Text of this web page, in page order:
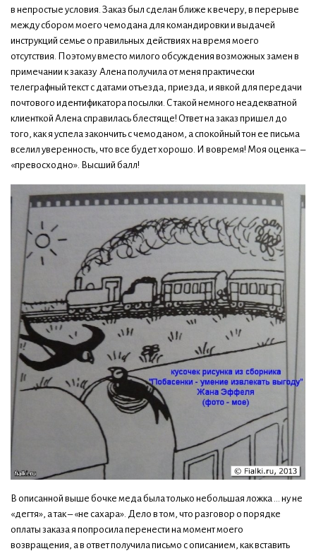
в непростые условия. Заказ был сделан ближе к вечеру, в перерыве
между сбором моего чемодана для командировки и выдачей
инструкций семье о правильных действиях на время моего
отсутствия. Поэтому вместо милого обсуждения возможных замен в
примечании к заказу Алена получила от меня практически
телеграфный текст с датами отъезда, приезда, и явкой для передачи
почтового идентификатора посылки. С такой немного неадекватной
клиенткой Алена справилась блестяще! Ответ на заказ пришел до
того, как я успела закончить с чемоданом, а спокойный тон ее письма
вселил уверенность, что все будет хорошо. И вовремя! Моя оценка –
«превосходно». Высший балл!
В описанной выше бочке меда была только небольшая ложка … ну не
«дегтя», а так – «не сахара». Дело в том, что разговор о порядке
оплаты заказа я попросила перенести на момент моего
возвращения, а в ответ получила письмо с описанием, как вставить